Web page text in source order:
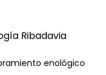
Ribadavia
enológico